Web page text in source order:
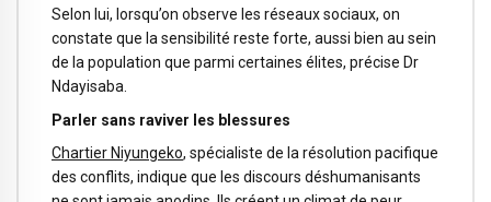
Selon lui, lorsqu’on observe les réseaux sociaux, on
constate que la sensibilité reste forte, aussi bien au sein
de la population que parmi certaines élites, précise Dr
Ndayisaba.
Parler sans raviver les blessures
Chartier Niyungeko, spécialiste de la résolution pacifique
des conflits, indique que les discours déshumanisants